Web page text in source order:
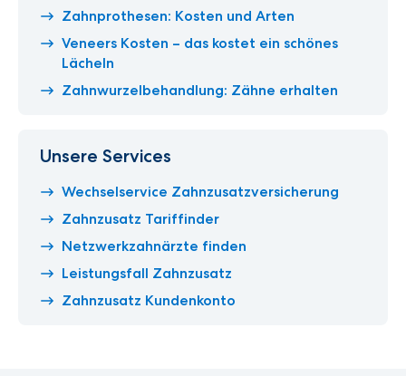
Zahnprothesen: Kosten und Arten
Veneers Kosten – das kostet ein schönes
Lächeln
Zahnwurzelbehandlung: Zähne erhalten
Unsere Services
Wechselservice Zahnzusatzversicherung
Zahnzusatz Tariffinder
Netzwerkzahnärzte finden
Leistungsfall Zahnzusatz
Zahnzusatz Kundenkonto